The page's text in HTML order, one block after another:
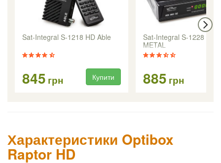
Sat-Integral S-1218 HD Able
845 грн Купити
Sat-Integral S-1228 HD
METAL
885 грн
Характеристики Optibox
Raptor HD